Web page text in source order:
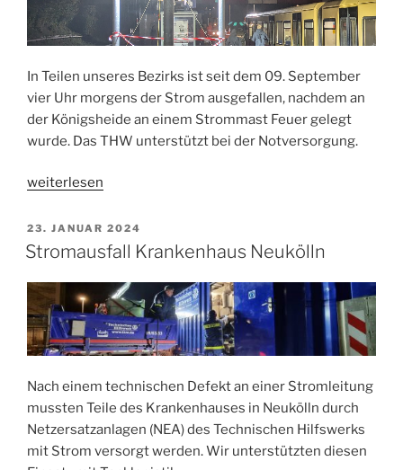
In Teilen unseres Bezirks ist seit dem 09. September
vier Uhr morgens der Strom ausgefallen, nachdem an
der Königsheide an einem Strommast Feuer gelegt
wurde. Das THW unterstützt bei der Notversorgung.
„Stromausfall
Treptow-
Köpenick“
weiterlesen
VERÖFFENTLICHT
AM
23. JANUAR 2024
Stromausfall Krankenhaus Neukölln
Nach einem technischen Defekt an einer Stromleitung
mussten Teile des Krankenhauses in Neukölln durch
Netzersatzanlagen (NEA) des Technischen Hilfswerks
mit Strom versorgt werden. Wir unterstützten diesen